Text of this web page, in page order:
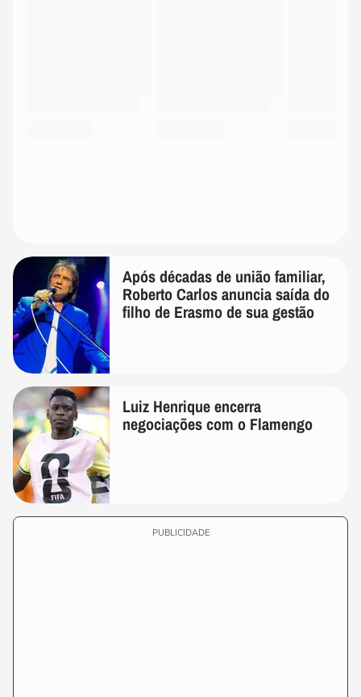
Após décadas de união familiar,
Roberto Carlos anuncia saída do
filho de Erasmo de sua gestão
Luiz Henrique encerra
negociações com o Flamengo
PUBLICIDADE